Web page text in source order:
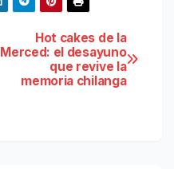
Hot cakes de la
Merced: el desayuno
que revive la
memoria chilanga